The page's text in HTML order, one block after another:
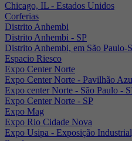
Chicago, IL - Estados Unidos
Corferias
Distrito Anhembi
Distrito Anhembi - SP
Distrito Anhembi, em São Paulo-
Espacio Riesco
Expo Center Norte
Expo Center Norte - Pavilhão
Expo center Norte - São Paulo -
Expo Center Norte - SP
Expo Mag
Expo Rio Cidade Nova
Expo Usipa - Exposição